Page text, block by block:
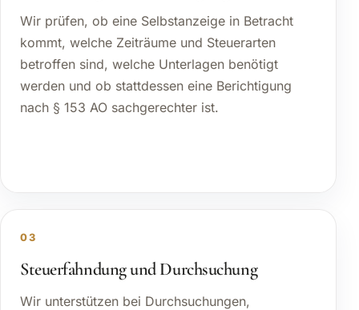
Wir prüfen, ob eine Selbstanzeige in Betracht
kommt, welche Zeiträume und Steuerarten
betroffen sind, welche Unterlagen benötigt
werden und ob stattdessen eine Berichtigung
nach § 153 AO sachgerechter ist.
03
Steuerfahndung und Durchsuchung
Wir unterstützen bei Durchsuchungen,